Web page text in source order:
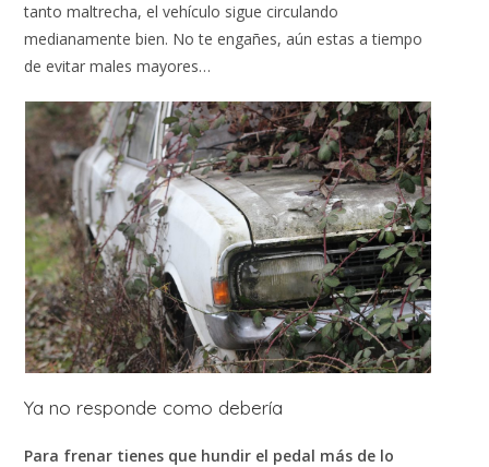
tanto maltrecha, el vehículo sigue circulando
medianamente bien. No te engañes, aún estas a tiempo
de evitar males mayores…
Ya no responde como debería
Para frenar tienes que hundir el pedal más de lo